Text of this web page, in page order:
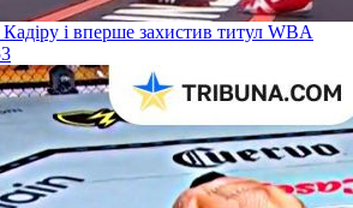
Кадіру і вперше захистив титул WBA